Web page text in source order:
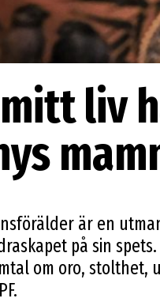
liv
är en
på sin
om oro,